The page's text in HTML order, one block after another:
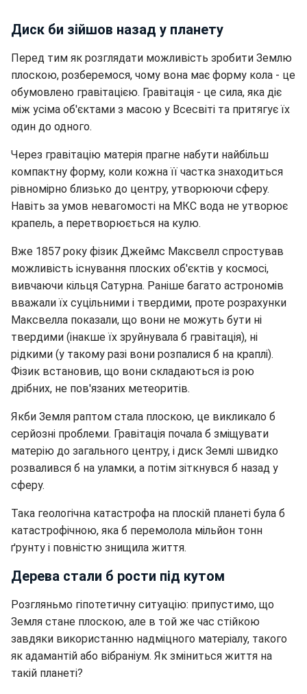
Диск би зійшов назад у планету
Перед тим як розглядати можливість зробити Землю
плоскою, розберемося, чому вона має форму кола - це
обумовлено гравітацією. Гравітація - це сила, яка діє
між усіма об'єктами з масою у Всесвіті та притягує їх
один до одного.
Через гравітацію матерія прагне набути найбільш
компактну форму, коли кожна її частка знаходиться
рівномірно близько до центру, утворюючи сферу.
Навіть за умов невагомості на МКС вода не утворює
крапель, а перетворюється на кулю.
Вже 1857 року фізик Джеймс Максвелл спростував
можливість існування плоских об'єктів у космосі,
вивчаючи кільця Сатурна. Раніше багато астрономів
вважали їх суцільними і твердими, проте розрахунки
Максвелла показали, що вони не можуть бути ні
твердими (інакше їх зруйнувала б гравітація), ні
рідкими (у такому разі вони розпалися б на краплі).
Фізик встановив, що вони складаються із рою
дрібних, не пов'язаних метеоритів.
Якби Земля раптом стала плоскою, це викликало б
серйозні проблеми. Гравітація почала б зміщувати
матерію до загального центру, і диск Землі швидко
розвалився б на уламки, а потім зіткнувся б назад у
сферу.
Така геологічна катастрофа на плоскій планеті була б
катастрофічною, яка б перемолола мільйон тонн
ґрунту і повністю знищила життя.
Дерева стали б рости під кутом
Розгляньмо гіпотетичну ситуацію: припустимо, що
Земля стане плоскою, але в той же час стійкою
завдяки використанню надміцного матеріалу, такого
як адамантій або вібраніум. Як зміниться життя на
такій планеті?